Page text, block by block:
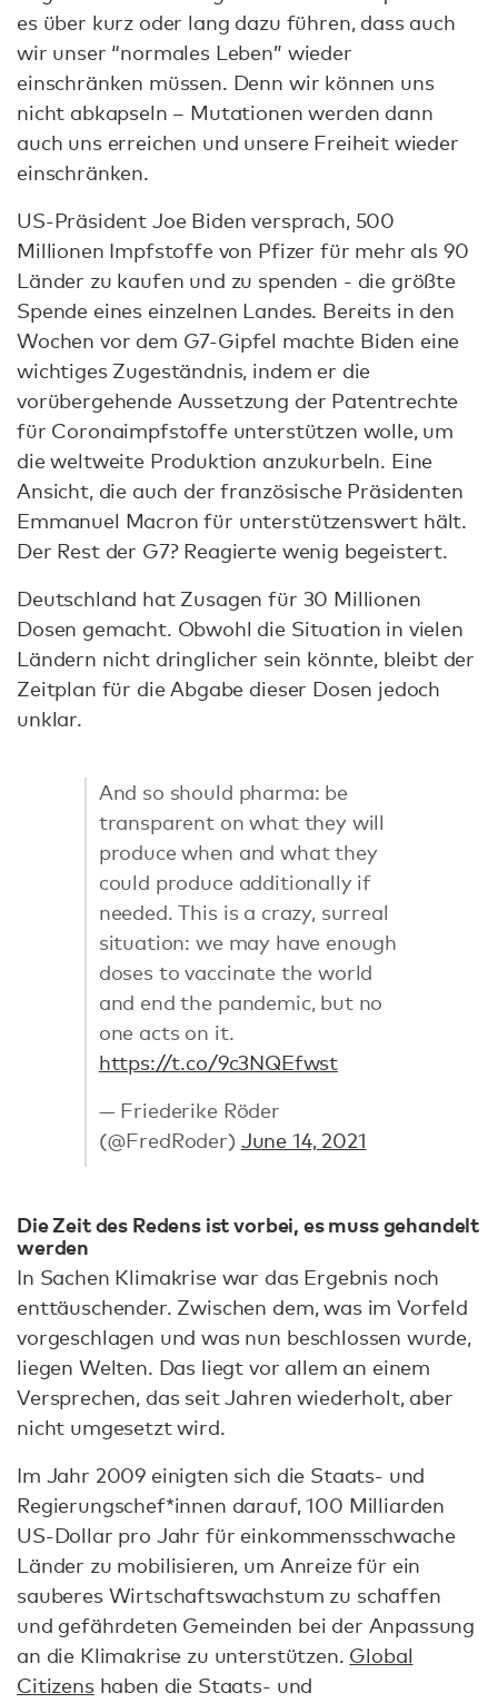
es über kurz oder lang dazu führen, dass auch
wir unser “normales Leben” wieder
einschränken müssen. Denn wir können uns
nicht abkapseln – Mutationen werden dann
auch uns erreichen und unsere Freiheit wieder
einschränken.
US-Präsident Joe Biden versprach, 500
Millionen Impfstoffe von Pfizer für mehr als 90
Länder zu kaufen und zu spenden - die größte
Spende eines einzelnen Landes. Bereits in den
Wochen vor dem G7-Gipfel machte Biden eine
wichtiges Zugeständnis, indem er die
vorübergehende Aussetzung der Patentrechte
für Coronaimpfstoffe unterstützen wolle, um
die weltweite Produktion anzukurbeln. Eine
Ansicht, die auch der französische Präsidenten
Emmanuel Macron für unterstützenswert hält.
Der Rest der G7? Reagierte wenig begeistert.
Deutschland hat Zusagen für 30 Millionen
Dosen gemacht. Obwohl die Situation in vielen
Ländern nicht dringlicher sein könnte, bleibt der
Zeitplan für die Abgabe dieser Dosen jedoch
unklar.
And so should pharma: be
transparent on what they will
produce when and what they
could produce additionally if
needed. This is a crazy, surreal
situation: we may have enough
doses to vaccinate the world
and end the pandemic, but no
one acts on it.
https://t.co/9c3NQEfwst
— Friederike Röder
(@FredRoder) June 14, 2021
Die Zeit des Redens ist vorbei, es muss gehandelt
werden
In Sachen Klimakrise war das Ergebnis noch
enttäuschender. Zwischen dem, was im Vorfeld
vorgeschlagen und was nun beschlossen wurde,
liegen Welten. Das liegt vor allem an einem
Versprechen, das seit Jahren wiederholt, aber
nicht umgesetzt wird.
Im Jahr 2009 einigten sich die Staats- und
Regierungschef*innen darauf, 100 Milliarden
US-Dollar pro Jahr für einkommensschwache
Länder zu mobilisieren, um Anreize für ein
sauberes Wirtschaftswachstum zu schaffen
und gefährdeten Gemeinden bei der Anpassung
an die Klimakrise zu unterstützen. Global
Citizenshaben die Staats- und